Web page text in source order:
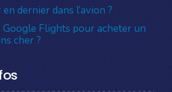
dernier dans l’avion ?
Flights pour acheter un
cher ?